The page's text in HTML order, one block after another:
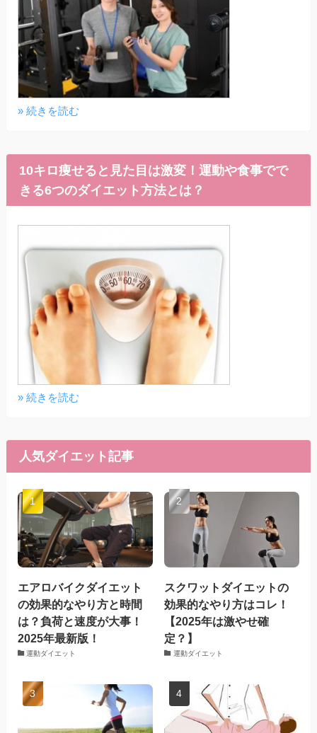
» 続きを読む
10キロ痩せると見た目は激変！運動や食事でで
きる6つのダイエット方法とは？
» 続きを読む
人気ダイエット記事
エアロバイクダイエット
の効果的なやり方と時間
は？負荷と速度が大事！
2025年最新版！
運動ダイエット
スクワットダイエットの
効果的なやり方はコレ！
【2025年は激やせ確
定？】
運動ダイエット